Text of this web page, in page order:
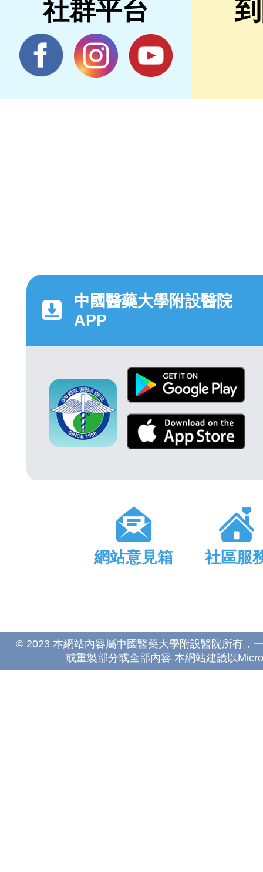
社群平台
中國醫藥大學附設醫院
APP
網站意見箱 社區服
© 2023 本網站內容屬中國醫藥大學附設醫院所有，
或重製部分或全部內容 本網站建議以